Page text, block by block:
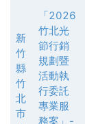
新
竹
縣
竹
北
市
「2026
竹北光
節行銷
規劃暨
活動執
行委託
專業服
務案」-